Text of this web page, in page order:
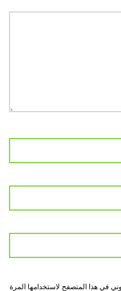
في هذا المتصفح لاستخدامها المرة